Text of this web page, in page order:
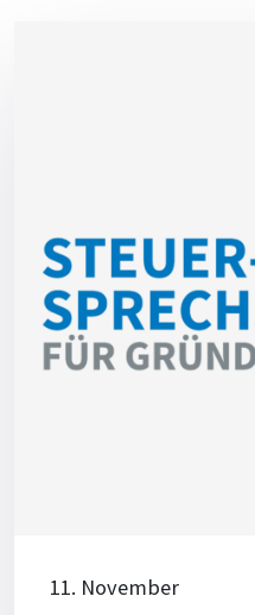
11. November